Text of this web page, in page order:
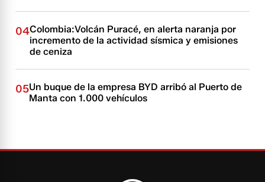
04Colombia:Volcán Puracé, en alerta naranja por
incremento de la actividad sísmica y emisiones
de ceniza
05Un buque de la empresa BYD arribó al Puerto de
Manta con 1.000 vehículos